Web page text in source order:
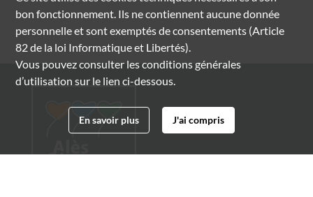
bon fonctionnement. Ils ne contiennent aucune donnée
personnelle et sont exemptés de consentements (Article
82 de la loi Informatique et Libertés).
Vous pouvez consulter les conditions générales
d’utilisation sur le lien ci-dessous.
En savoir plus J'ai compris